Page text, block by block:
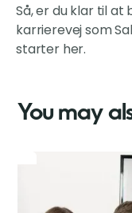
Så, er du klar til at
karrierevej som
starter her.
You may